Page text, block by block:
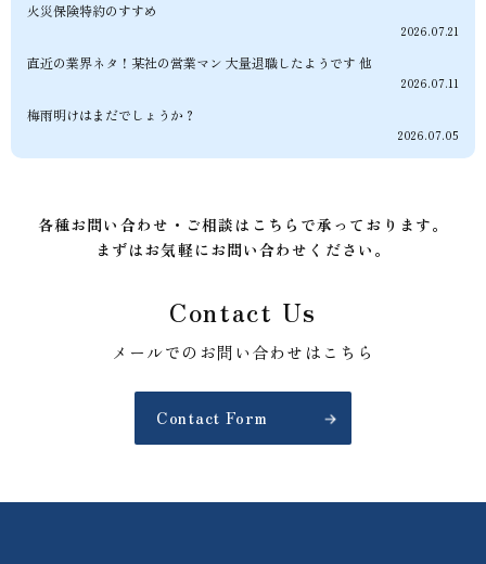
火災保険特約のすすめ
2026.07.21
直近の業界ネタ！某社の営業マン 大量退職したようです 他
2026.07.11
梅雨明けはまだでしょうか？
2026.07.05
各種お問い合わせ・ご相談はこちらで承っております。
まずはお気軽にお問い合わせください。
Contact Us
メールでのお問い合わせはこちら
Contact Form